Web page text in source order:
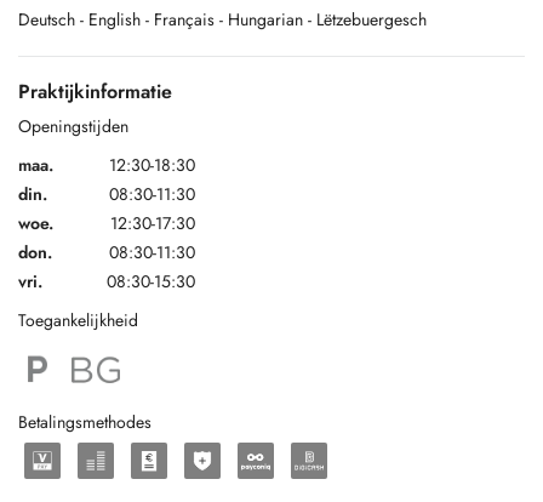
Deutsch - English - Français - Hungarian - Lëtzebuergesch
Praktijkinformatie
Openingstijden
maa.
12:30-18:30
din.
08:30-11:30
woe.
12:30-17:30
don.
08:30-11:30
vri.
08:30-15:30
Toegankelijkheid
Betalingsmethodes